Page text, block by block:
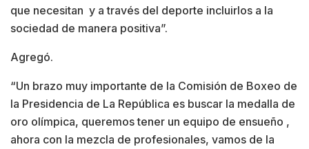
que necesitan y a través del deporte incluirlos a la
sociedad de manera positiva”.
Agregó.
“Un brazo muy importante de la Comisión de Boxeo de
la Presidencia de La República es buscar la medalla de
oro olímpica, queremos tener un equipo de ensueño ,
ahora con la mezcla de profesionales, vamos de la